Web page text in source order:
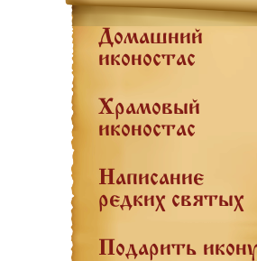
Домашний
иконостас
Храмовый
иконостас
Написание
редких святых
Подарить икону